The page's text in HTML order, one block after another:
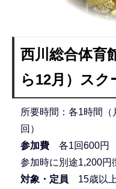
西川総合体
ら12月）スク
所要時間：各1時間
回）
参加費各1回600円
参加時に別途1,200円
対象・定員 15歳以